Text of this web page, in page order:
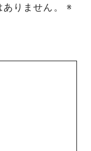
りません。
※